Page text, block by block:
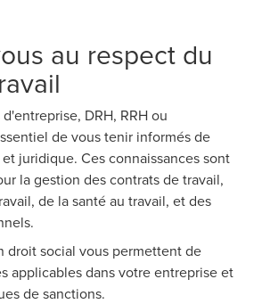
au respect du
DRH, RRH ou
de vous tenir informés de
juridique. Ces connaissances sont
la gestion des contrats de travail,
de la santé au travail, et des
droit social vous permettent de
applicables dans votre entreprise et
de sanctions.